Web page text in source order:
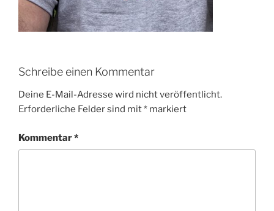
Schreibe einen Kommentar
Deine E-Mail-Adresse wird nicht veröffentlicht.
Erforderliche Felder sind mit* markiert
Kommentar*